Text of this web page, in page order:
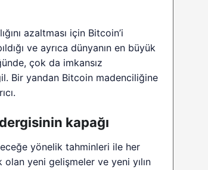
azaltması için Bitcoin’i
ve ayrıca dünyanın en büyük
çok da imkansız
Bir yandan Bitcoin madenciliğine
kapağı
yönelik tahminleri ile her
yeni gelişmeler ve yeni yılın